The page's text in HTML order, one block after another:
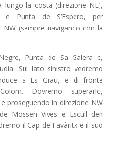
lungo la costa (direzione NE),
e Punta de S’Espero, per
NW (sempre navigando con la
Punta de Sa Galera e,
Sul lato sinistro vedremo
a Es Grau, e di fronte
Dovremo superarlo,
proseguendo in direzione NW
Mossen Vives e Escull den
il Cap de Favàritx e il suo